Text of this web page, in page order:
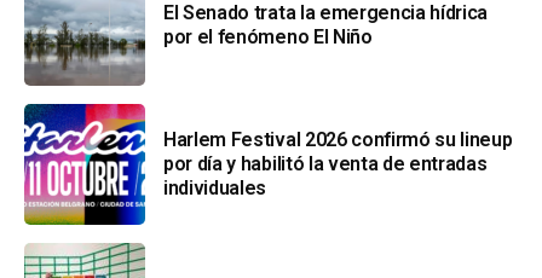
El Senado trata la emergencia hídrica
por el fenómeno El Niño
Harlem Festival 2026 confirmó su lineup
por día y habilitó la venta de entradas
individuales